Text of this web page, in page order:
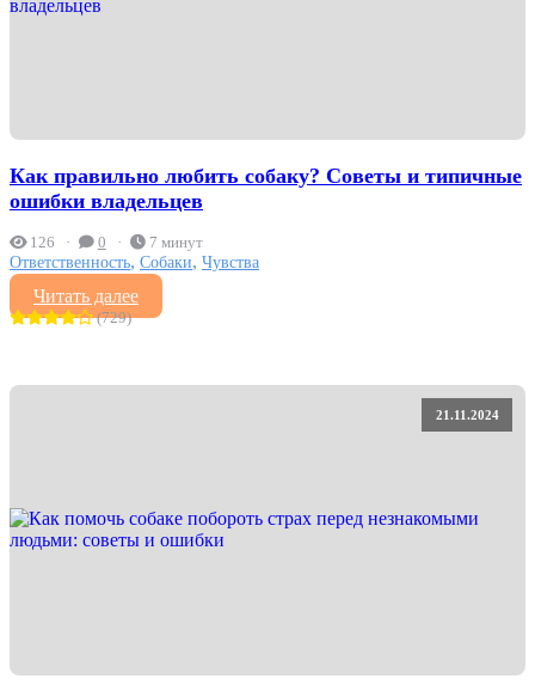
Как правильно любить собаку? Советы и типичные
ошибки владельцев
126 0 7 минут
Ответственность, Собаки, Чувства
Читать далее
(729)
21.11.2024